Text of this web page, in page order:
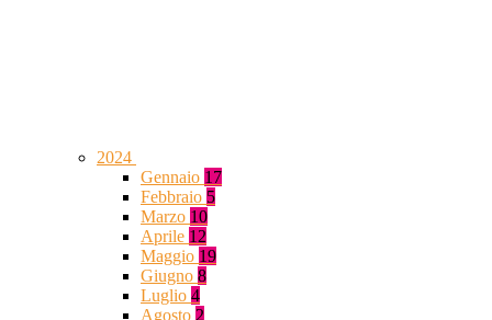
2024
Gennaio 17
Febbraio 5
Marzo 10
Aprile 12
Maggio 19
Giugno 8
Luglio 4
Agosto 2